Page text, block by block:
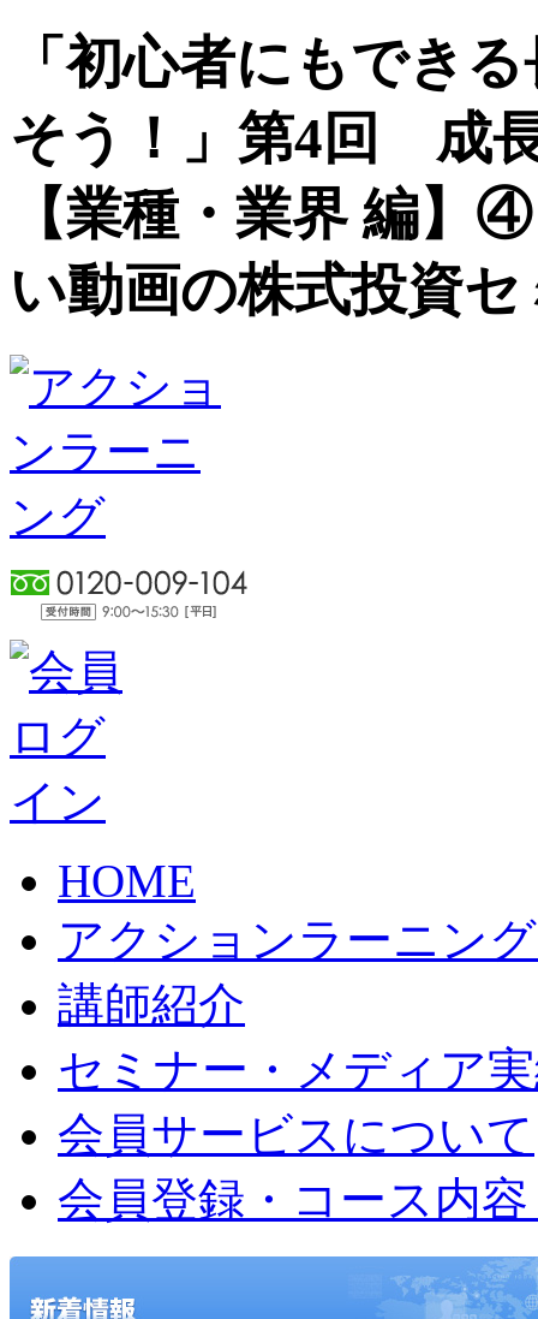
「初心者にもでき
そう！」第4回 成
【業種・業界 編】
い動画の株式投資
HOME
アクションラーニン
講師紹介
セミナー・メディア
会員サービスについて
会員登録・コース内